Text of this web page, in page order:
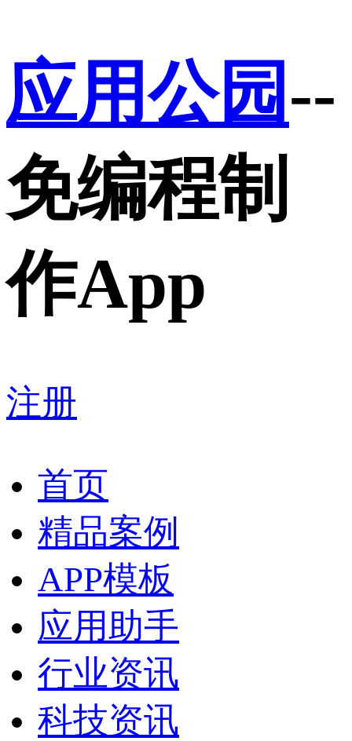
应用公园--
免编程制
作App
注册
首页
精品案例
APP模板
应用助手
行业资讯
科技资讯